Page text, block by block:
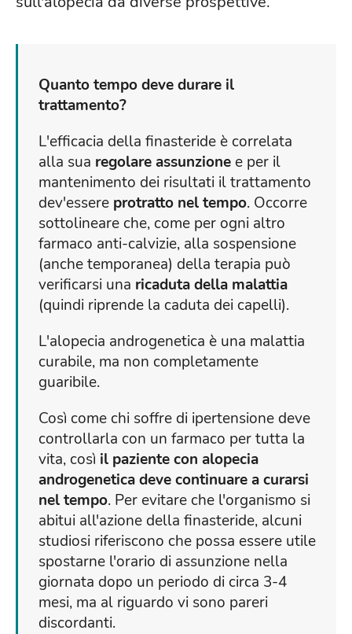
Quanto tempo deve durare il
trattamento?
L'efficacia della finasteride è correlata
alla sua regolare assunzione e per il
mantenimento dei risultati il trattamento
dev'essere protratto nel tempo. Occorre
sottolineare che, come per ogni altro
farmaco anti-calvizie, alla sospensione
(anche temporanea) della terapia può
verificarsi una ricaduta della malattia
(quindi riprende la caduta dei capelli).
L'alopecia androgenetica è una malattia
curabile, ma non completamente
guaribile.
Così come chi soffre di ipertensione deve
controllarla con un farmaco per tutta la
vita, così il paziente con alopecia
androgenetica deve continuare a curarsi
nel tempo. Per evitare che l'organismo si
abitui all'azione della finasteride, alcuni
studiosi riferiscono che possa essere utile
spostarne l'orario di assunzione nella
giornata dopo un periodo di circa 3-4
mesi, ma al riguardo vi sono pareri
discordanti.